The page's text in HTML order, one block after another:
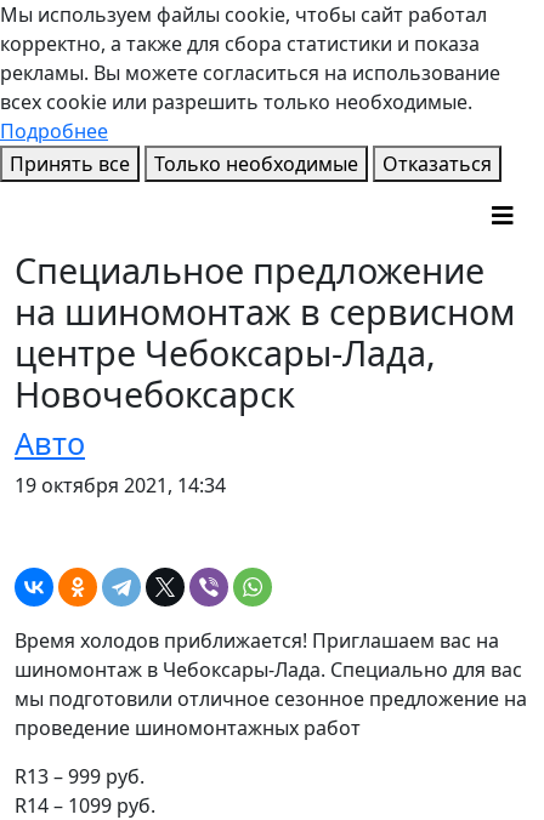
Мы используем файлы cookie, чтобы сайт работал
корректно, а также для сбора статистики и показа
рекламы. Вы можете согласиться на использование
всех cookie или разрешить только необходимые.
Подробнее
Принять все
Только необходимые Отказаться
Специальное предложение
на шиномонтаж в сервисном
центре Чебоксары-Лада,
Новочебоксарск
Авто
19 октября 2021, 14:34
Время холодов приближается! Приглашаем вас на
шиномонтаж в Чебоксары-Лада. Специально для вас
мы подготовили отличное сезонное предложение на
проведение шиномонтажных работ
R13 – 999 руб.
R14 – 1099 руб.